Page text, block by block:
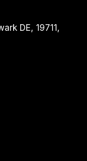
DE, 19711,